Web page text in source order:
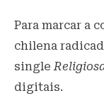
Para marcar a
chilena
single
digitais.